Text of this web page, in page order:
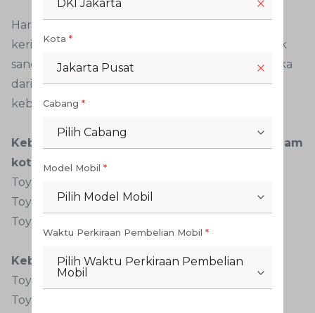
Harga mobil baru Toyota yang mendapat
keringanan PPnBM 0 persen memang termasuk
sangat banyak. Berbagai model bahkan ada. Maka
dari itu Anda bisa memilihnya berdasarkan
kebutuhan.
Kebutuhan transportasi dan penggunaan dalam
kota:
Toyota Vios
Toyota Yaris
Toyota Sienta
Kebutuhan jelajah berbagai medan:
Toyota Rush
Toyota Avanza
DKI Jakarta
Kota *
Jakarta Pusat
Cabang *
Pilih Cabang
Model Mobil *
Pilih Model Mobil
Waktu Perkiraan Pembelian Mobil *
Pilih Waktu Perkiraan Pembelian
Mobil